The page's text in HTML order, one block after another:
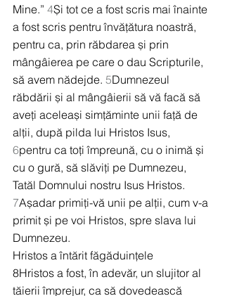
Mine.” 4Și tot ce a fost scris mai înainte
a fost scris pentru învățătura noastră,
pentru ca, prin răbdarea și prin
mângâierea pe care o dau Scripturile,
să avem nădejde. 5Dumnezeul
răbdării și al mângâierii să vă facă să
aveți aceleași simțăminte unii față de
alții, după pilda lui Hristos Isus,
6pentru ca toți împreună, cu o inimă și
cu o gură, să slăviți pe Dumnezeu,
Tatăl Domnului nostru Isus Hristos.
7Așadar primiți-vă unii pe alții, cum v-a
primit și pe voi Hristos, spre slava lui
Dumnezeu.
Hristos a întărit făgăduințele
8Hristos a fost, în adevăr, un slujitor al
tăierii împrejur, ca să dovedească